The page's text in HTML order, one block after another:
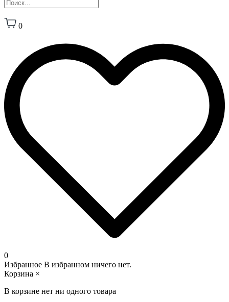
0
0
Избранное В избранном ничего нет.
Корзина ×
В корзине нет ни одного товара